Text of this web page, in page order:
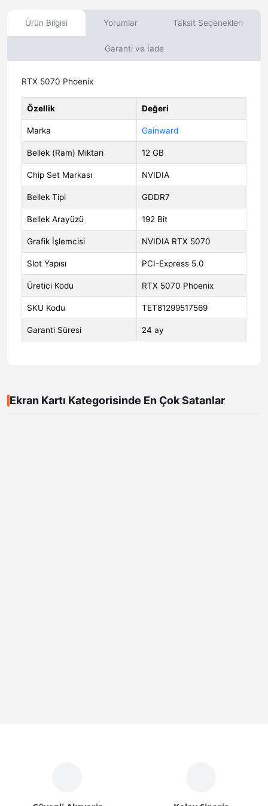
Ürün Bilgisi Yorumlar Taksit Seçenekleri
Garanti ve İade
RTX 5070 Phoenix
Özellik Değeri
Marka Gainward
Bellek (Ram) Miktarı 12 GB
Chip Set Markası NVIDIA
Bellek Tipi GDDR7
Bellek Arayüzü 192 Bit
Grafik İşlemcisi NVIDIA RTX 5070
Slot Yapısı PCI-Express 5.0
Üretici Kodu RTX 5070 Phoenix
SKU Kodu TET81299517569
Garanti Süresi 24 ay
Ekran Kartı Kategorisinde En Çok Satanlar